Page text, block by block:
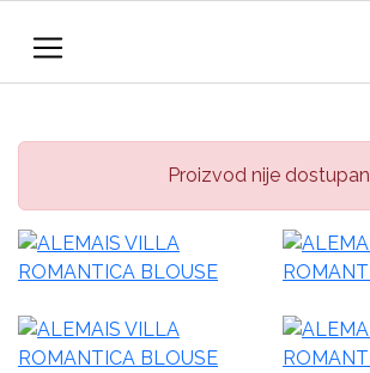
Proizvod nije dostupan